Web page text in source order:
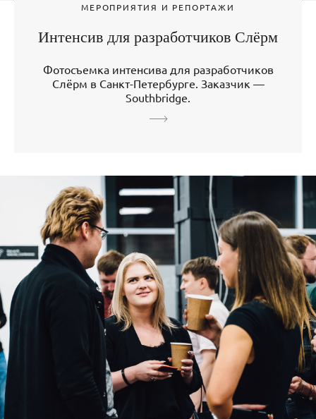
МЕРОПРИЯТИЯ И РЕПОРТАЖИ
Интенсив для разработчиков Слёрм
Фотосъемка интенсива для разработчиков
Слёрм в Санкт-Петербурге. Заказчик —
Southbridge.